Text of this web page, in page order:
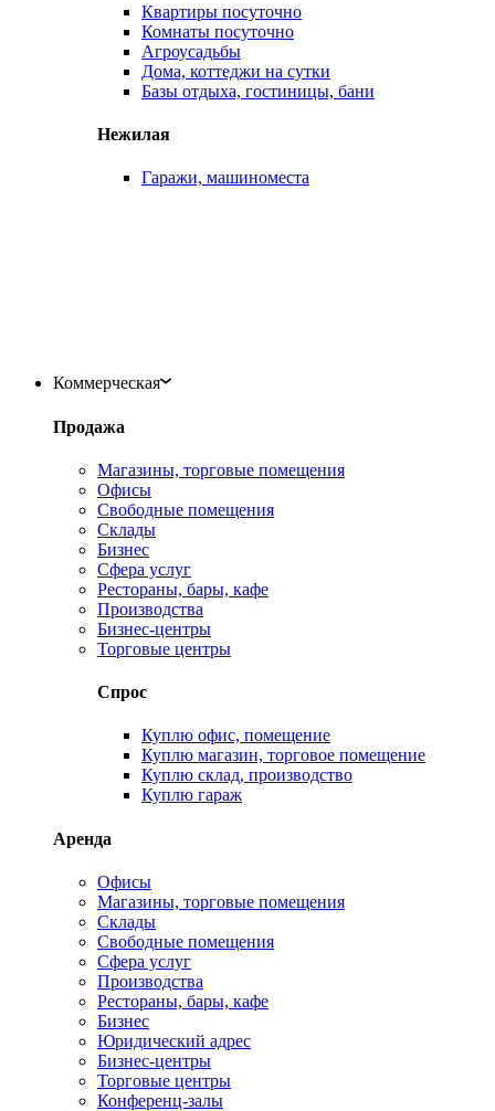
Квартиры посуточно
Комнаты посуточно
Агроусадьбы
Дома, коттеджи на сутки
Базы отдыха, гостиницы, бани
Нежилая
Гаражи, машиноместа
Коммерческая
Продажа
Магазины, торговые помещения
Офисы
Свободные помещения
Склады
Бизнес
Сфера услуг
Рестораны, бары, кафе
Производства
Бизнес-центры
Торговые центры
Спрос
Куплю офис, помещение
Куплю магазин, торговое помещение
Куплю склад, производство
Куплю гараж
Аренда
Офисы
Магазины, торговые помещения
Склады
Свободные помещения
Сфера услуг
Производства
Рестораны, бары, кафе
Бизнес
Юридический адрес
Бизнес-центры
Торговые центры
Конференц-залы